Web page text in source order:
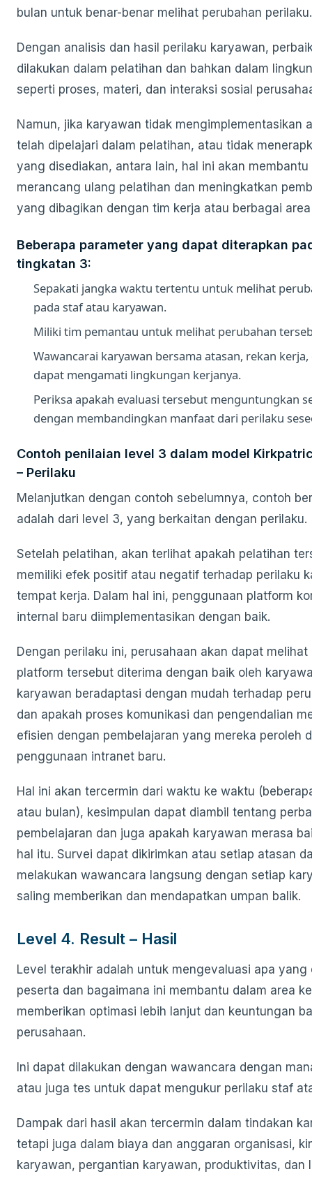
bulan untuk benar-benar melihat perubahan perilaku.
Dengan analisis dan hasil perilaku karyawan,
dilakukan dalam pelatihan dan bahkan dalam
seperti proses, materi, dan interaksi sosial
Namun, jika karyawan tidak mengimplementasikan
telah dipelajari dalam pelatihan, atau tidak
yang disediakan, antara lain, hal ini akan membantu
merancang ulang pelatihan dan meningkatkan
yang dibagikan dengan tim kerja atau berbagai
Beberapa parameter yang dapat diterapkan
tingkatan 3:
Sepakati jangka waktu tertentu untuk melihat
pada staf atau karyawan.
Miliki tim pemantau untuk melihat perubahan
Wawancarai karyawan bersama atasan, rekan
dapat mengamati lingkungan kerjanya.
Periksa apakah evaluasi tersebut menguntungkan
dengan membandingkan manfaat dari perilaku
Contoh penilaian level 3 dalam model
– Perilaku
Melanjutkan dengan contoh sebelumnya, contoh
adalah dari level 3, yang berkaitan dengan perilaku.
Setelah pelatihan, akan terlihat apakah pelatihan
memiliki efek positif atau negatif terhadap perilaku
tempat kerja. Dalam hal ini, penggunaan platform
internal baru diimplementasikan dengan baik.
Dengan perilaku ini, perusahaan akan dapat melihat
platform tersebut diterima dengan baik oleh
karyawan beradaptasi dengan mudah terhadap
dan apakah proses komunikasi dan pengendalian
efisien dengan pembelajaran yang mereka peroleh
penggunaan intranet baru.
Hal ini akan tercermin dari waktu ke waktu
atau bulan), kesimpulan dapat diambil tentang
pembelajaran dan juga apakah karyawan merasa
hal itu. Survei dapat dikirimkan atau setiap atasan
melakukan wawancara langsung dengan setiap
saling memberikan dan mendapatkan umpan balik.
Level 4. Result – Hasil
Level terakhir adalah untuk mengevaluasi apa yang
peserta dan bagaimana ini membantu dalam area
memberikan optimasi lebih lanjut dan keuntungan
perusahaan.
Ini dapat dilakukan dengan wawancara dengan
atau juga tes untuk dapat mengukur perilaku staf
Dampak dari hasil akan tercermin dalam tindakan
tetapi juga dalam biaya dan anggaran organisasi,
karyawan, pergantian karyawan, produktivitas, dan